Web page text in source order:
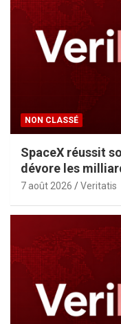
NON CLASSÉ
SpaceX réussit
dévore les
7 août 2026 Veritatis